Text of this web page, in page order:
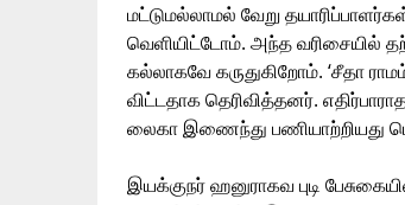
மட்டுமல்லாமல் வேறு
வெளியிட்டோம். அந்த வரிசையில்
கல்லாகவே கருதுகிறோம். ‘சீதா
விட்டதாக தெரிவித்தனர்.
லைகா இணைந்து பணியாற்றியது
இயக்குநர் ஹனுராகவ புடி